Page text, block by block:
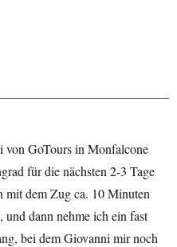
GoTours in Monfalcone
für die nächsten 2-3 Tage
mit dem Zug ca. 10 Minuten
und dann nehme ich ein fast
bei dem Giovanni mir noch